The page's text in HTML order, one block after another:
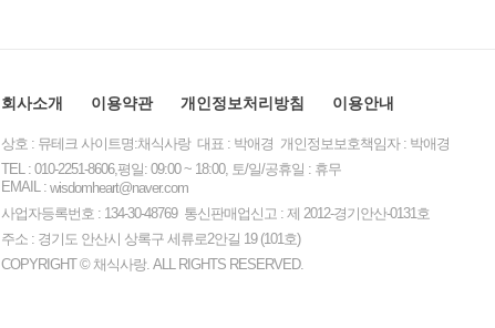
회사소개 이용약관 개인정보처리방침 이용안내
상호 : 뮤테크 사이트명:채식사랑 대표 : 박애경 개인정보보호책임자 : 박애경
TEL : 010-2251-8606,평일: 09:00 ~ 18:00, 토/일/공휴일 : 휴무
EMAIL :wisdomheart@naver.com
사업자등록번호 : 134-30-48769 통신판매업신고 : 제 2012-경기안산-0131호
주소 : 경기도 안산시 상록구 세류로2안길 19 (101호)
COPYRIGHT © 채식사랑. ALL RIGHTS RESERVED.